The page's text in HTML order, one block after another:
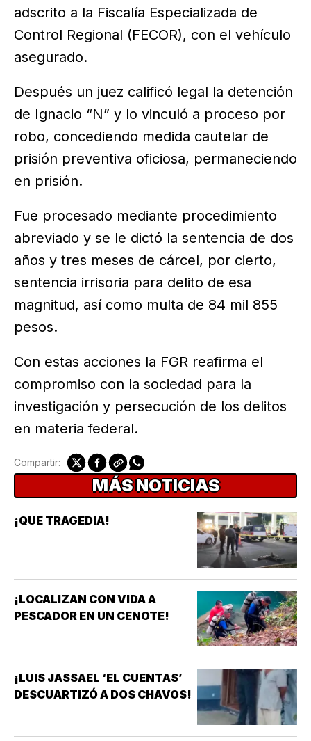
adscrito a la Fiscalía Especializada de
Control Regional (FECOR), con el vehículo
asegurado.
Después un juez calificó legal la detención
de Ignacio “N” y lo vinculó a proceso por
robo, concediendo medida cautelar de
prisión preventiva oficiosa, permaneciendo
en prisión.
Fue procesado mediante procedimiento
abreviado y se le dictó la sentencia de dos
años y tres meses de cárcel, por cierto,
sentencia irrisoria para delito de esa
magnitud, así como multa de 84 mil 855
pesos.
Con estas acciones la FGR reafirma el
compromiso con la sociedad para la
investigación y persecución de los delitos
en materia federal.
Compartir:
MÁS NOTICIAS
¡QUE TRAGEDIA!
¡LOCALIZAN CON VIDA A
PESCADOR EN UN CENOTE!
¡LUIS JASSAEL ‘EL CUENTAS’
DESCUARTIZÓ A DOS CHAVOS!